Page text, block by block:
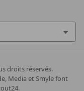
droits réservés.
Media et Smyle font